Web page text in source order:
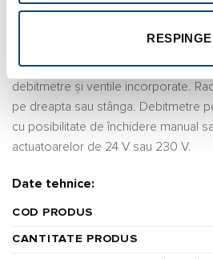
RESPINGE
Uponor Vario C distribuitor
Distribuitor/colector compact
debitmetre și ventile incorporate.
pe dreapta sau stânga. Debitmetre
cu posibilitate de închidere manual
actuatoarelor de 24 V sau 230 V.
Date tehnice:
COD PRODUS
CANTITATE PRODUS